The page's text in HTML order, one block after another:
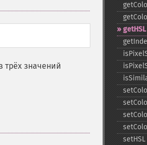
трёх значений
getHSL
setHSL